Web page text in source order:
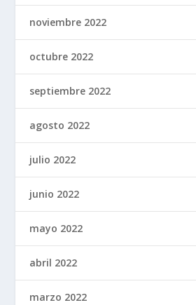
noviembre 2022
octubre 2022
septiembre 2022
agosto 2022
julio 2022
junio 2022
mayo 2022
abril 2022
marzo 2022